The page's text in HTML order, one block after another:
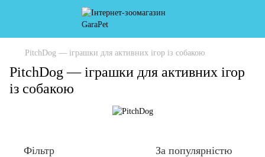
PitchDog — іграшки для активних ігор із собакою
PitchDog — іграшки для активних ігор
із собакою
Фільтр За популярністю